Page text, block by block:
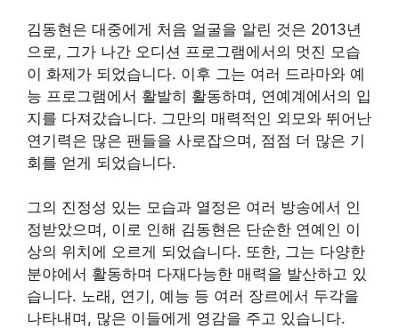
김동현은 대중에게 처음 얼굴을 알린 것은 2013년
으로, 그가 나간 오디션 프로그램에서의 멋진 모습
이 화제가 되었습니다. 이후 그는 여러 드라마와 예
능 프로그램에서 활발히 활동하며, 연예계에서의 입
지를 다져갔습니다. 그만의 매력적인 외모와 뛰어난
연기력은 많은 팬들을 사로잡으며, 점점 더 많은 기
회를 얻게 되었습니다.
그의 진정성 있는 모습과 열정은 여러 방송에서 인
정받았으며, 이로 인해 김동현은 단순한 연예인 이
상의 위치에 오르게 되었습니다. 또한, 그는 다양한
분야에서 활동하며 다재다능한 매력을 발산하고 있
습니다. 노래, 연기, 예능 등 여러 장르에서 두각을
나타내며, 많은 이들에게 영감을 주고 있습니다.